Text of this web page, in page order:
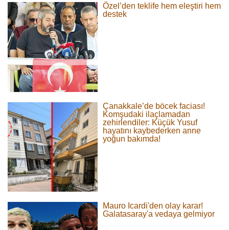
Özel’den teklife hem eleştiri hem
destek
Çanakkale’de böcek faciası!
Komşudaki ilaçlamadan
zehirlendiler: Küçük Yusuf
hayatını kaybederken anne
yoğun bakımda!
Mauro Icardi'den olay karar!
Galatasaray'a vedaya gelmiyor